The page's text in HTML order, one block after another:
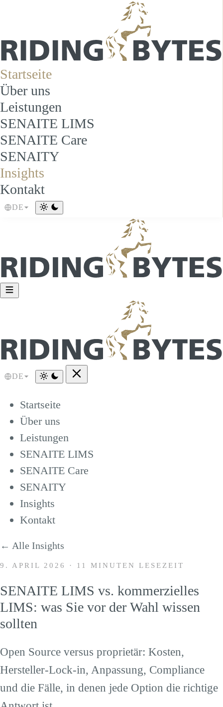
Startseite
Über uns
Leistungen
SENAITE LIMS
SENAITE Care
SENAITY
Insights
Kontakt
DE
DE
Startseite
Über uns
Leistungen
SENAITE LIMS
SENAITE Care
SENAITY
Insights
Kontakt
← Alle Insights
9. APRIL 2026 · 11 MINUTEN LESEZEIT
SENAITE LIMS vs. kommerzielles
LIMS: was Sie vor der Wahl wissen
sollten
Open Source versus proprietär: Kosten,
Hersteller-Lock-in, Anpassung, Compliance
und die Fälle, in denen jede Option die richtige